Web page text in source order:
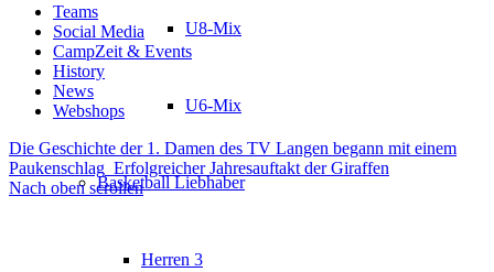
U8-Mix
U6-Mix
Basketball Liebhaber
Herren 3
Teams
Social Media
CampZeit & Events
History
News
Webshops
Die Geschichte der 1. Damen des TV Langen begann mit einem
Paukenschlag Erfolgreicher Jahresauftakt der Giraffen
Nach oben scrollen